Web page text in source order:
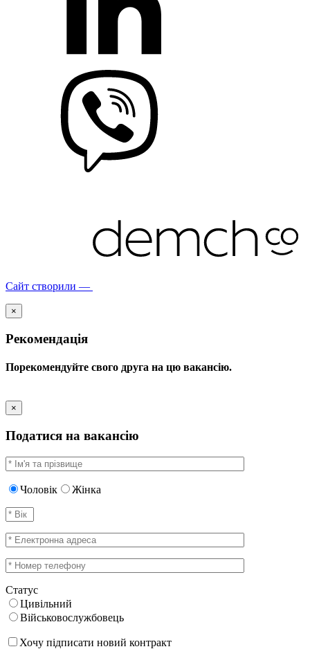
Сайт створили —
×
Рекомендація
Порекомендуйте свого друга на цю вакансію.
×
Податися на вакансію
Чоловік Жінка
Статус
Цивільний
Військовослужбовець
Хочу підписати новий контракт